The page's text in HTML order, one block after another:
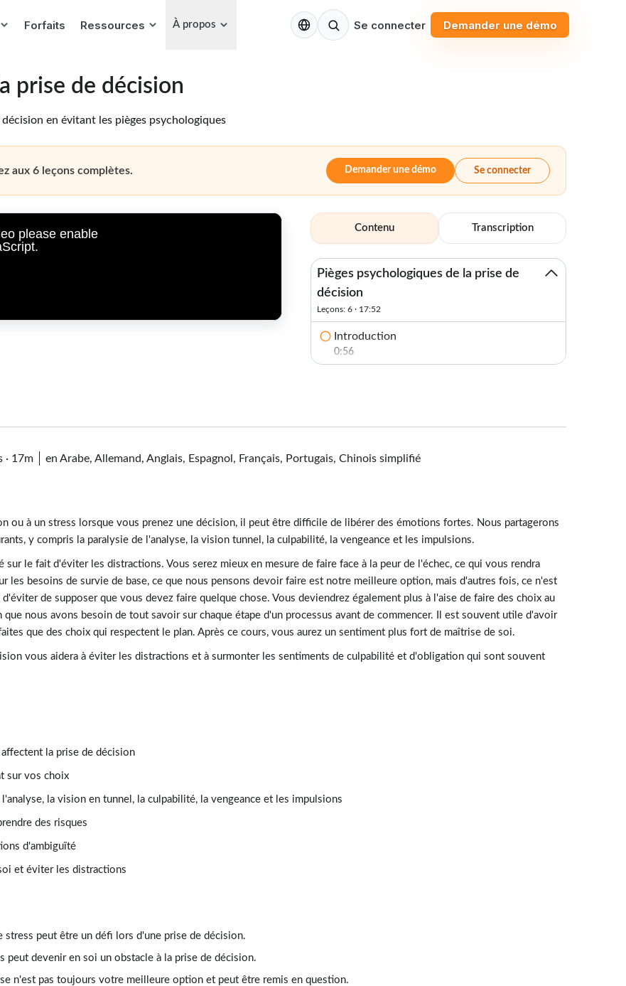
Forfaits Ressources À propos
FR
Se connecter Demander une démo
prise de décision
en évitant les pièges psychologiques
aux 6 leçons complètes. Demander une démo Se connecter
please enable
Contenu Transcription
Pièges psychologiques de la prise de
décision
Leçons: 6 · 17:52
Introduction
0:56
Éviter le « comment »
3:52
1:00
· 17m en Arabe, Allemand, Anglais, Espagnol, Français, Portugais, Chinois simplifié
ou à un stress lorsque vous prenez une décision, il peut être difficile de libérer des émotions fortes. Nous partagerons
y compris la paralysie de l'analyse, la vision tunnel, la culpabilité, la vengeance et les impulsions.
le fait d'éviter les distractions. Vous serez mieux en mesure de faire face à la peur de l'échec, ce qui vous rendra
les besoins de survie de base, ce que nous pensons devoir faire est notre meilleure option, mais d'autres fois, ce n'est
de supposer que vous devez faire quelque chose. Vous deviendrez également plus à l'aise de faire des choix au
nous avons besoin de tout savoir sur chaque étape d'un processus avant de commencer. Il est souvent utile d'avoir
que des choix qui respectent le plan. Après ce cours, vous aurez un sentiment plus fort de maîtrise de soi.
vous aidera à éviter les distractions et à surmonter les sentiments de culpabilité et d'obligation qui sont souvent
la prise de décision
sur vos choix
la vision en tunnel, la culpabilité, la vengeance et les impulsions
des risques
d'ambiguïté
et éviter les distractions
peut être un défi lors d'une prise de décision.
devenir en soi un obstacle à la prise de décision.
n'est pas toujours votre meilleure option et peut être remis en question.